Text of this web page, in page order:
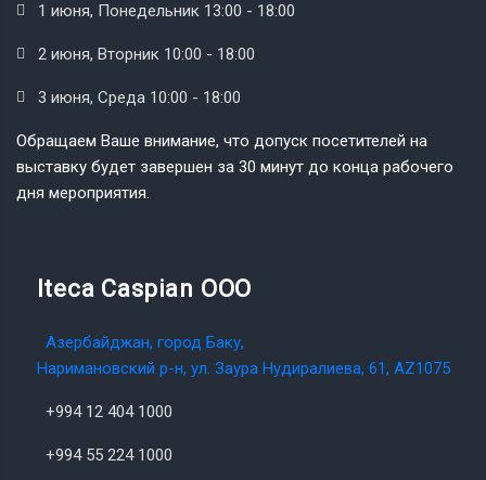
1 июня, Понедельник 13:00 - 18:00
2 июня, Вторник 10:00 - 18:00
3 июня, Среда 10:00 - 18:00
Обращаем Ваше внимание, что допуск посетителей на
выставку будет завершен за 30 минут до конца рабочего
дня мероприятия.
Iteca Caspian OOO
Азербайджан, город Баку,
Наримановский р-н, ул. Заура Нудиралиева, 61, AZ1075
+994 12 404 1000
+994 55 224 1000